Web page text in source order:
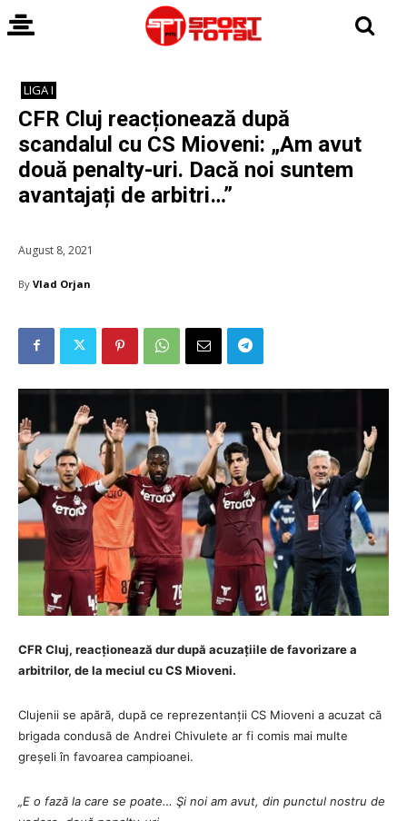
LIGA I
CFR Cluj reacționează după
scandalul cu CS Mioveni: „Am avut
două penalty-uri. Dacă noi suntem
avantajați de arbitri…”
August 8, 2021
By Vlad Orjan
CFR Cluj, reacționează dur după acuzațiile de favorizare a
arbitrilor, de la meciul cu CS Mioveni.
Clujenii se apără, după ce reprezentanții CS Mioveni a acuzat că
brigada condusă de Andrei Chivulete ar fi comis mai multe
greșeli în favoarea campioanei.
„E o fază la care se poate… Şi noi am avut, din punctul nostru de